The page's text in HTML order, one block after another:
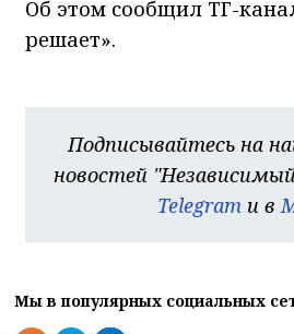
Об этом сообщил ТГ-
решает».
Подписывайтесь на
новостей
Telegram и в
Мы в популярных социальных